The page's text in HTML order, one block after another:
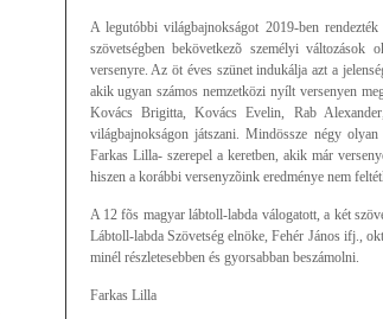
A legutóbbi világbajnokságot 2019-ben
szövetségben bekövetkezõ személyi
versenyre. Az öt éves szünet indukálja azt a
akik ugyan számos nemzetközi nyílt versenyen
Kovács Brigitta, Kovács Evelin, Rab
világbajnokságon játszani. Mindössze négy
Farkas Lilla- szerepel a keretben, akik már
hiszen a korábbi versenyzõink eredménye nem
A 12 fõs magyar lábtoll-labda válogatott, a két
Lábtoll-labda Szövetség elnöke, Fehér János ifj.,
minél részletesebben és gyorsabban beszámolni.
Farkas Lilla